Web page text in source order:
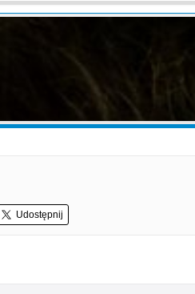
Udostępnij